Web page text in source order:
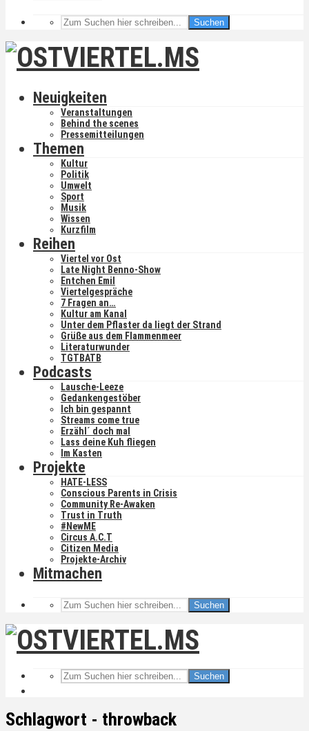
Suchen
Neuigkeiten
Veranstaltungen
Behind the scenes
Pressemitteilungen
Themen
Kultur
Politik
Umwelt
Sport
Musik
Wissen
Kurzfilm
Reihen
Viertel vor Ost
Late Night Benno-Show
Entchen Emil
Viertelgespräche
7 Fragen an…
Kultur am Kanal
Unter dem Pflaster da liegt der Strand
Grüße aus dem Flammenmeer
Literaturwunder
TGTBATB
Podcasts
Lausche-Leeze
Gedankengestöber
Ich bin gespannt
Streams come true
Erzähl´ doch mal
Lass deine Kuh fliegen
Im Kasten
Projekte
HATE-LESS
Conscious Parents in Crisis
Community Re-Awaken
Trust in Truth
#NewME
Circus A.C.T
Citizen Media
Projekte-Archiv
Mitmachen
Suchen
Suchen
Schlagwort - throwback